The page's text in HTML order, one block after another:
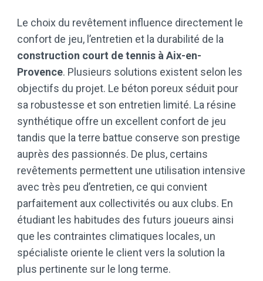
Le choix du revêtement influence directement le
confort de jeu, l’entretien et la durabilité de la
construction court de tennis à Aix-en-
Provence. Plusieurs solutions existent selon les
objectifs du projet. Le béton poreux séduit pour
sa robustesse et son entretien limité. La résine
synthétique offre un excellent confort de jeu
tandis que la terre battue conserve son prestige
auprès des passionnés. De plus, certains
revêtements permettent une utilisation intensive
avec très peu d’entretien, ce qui convient
parfaitement aux collectivités ou aux clubs. En
étudiant les habitudes des futurs joueurs ainsi
que les contraintes climatiques locales, un
spécialiste oriente le client vers la solution la
plus pertinente sur le long terme.